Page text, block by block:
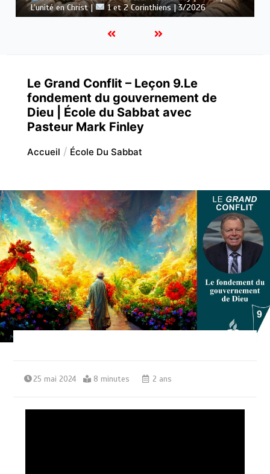
: Le message de la croix |
1 et 2 Corinthiens | 3/2026
Le Grand Conflit – Leçon 9.Le
fondement du gouvernement de
Dieu | École du Sabbat avec
Pasteur Mark Finley
Accueil École Du Sabbat
25 mai 2024 8 minutes 2 ans